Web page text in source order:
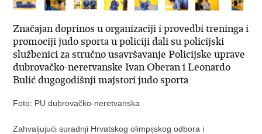
Značajan doprinos u organizaciji i provedbi treninga i
promociji judo sporta u policiji dali su policijski
službenici za stručno usavršavanje Policijske uprave
dubrovačko-neretvanske Ivan Oberan i Leonardo
Bulić dugogodišnji majstori judo sporta
Foto: PU dubrovačko-neretvanska
Zahvaljujući suradnji Hrvatskog olimpijskog odbora i